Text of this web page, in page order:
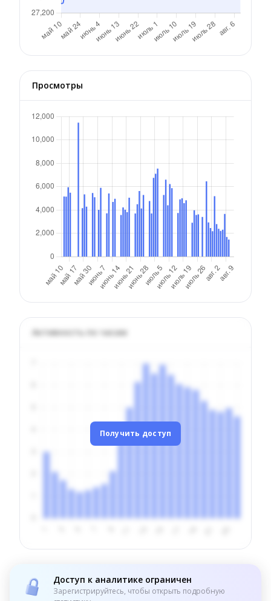
Просмотры
Активность по часам
Получить доступ
Доступ к аналитике ограничен
Зарегистрируйтесь, чтобы открыть подробную